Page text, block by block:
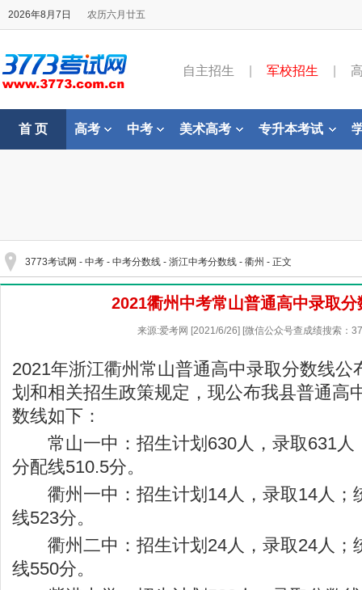
2026年8月7日 农历六月廿五
自主招生 军校招生
首 页 高考 中考 美术高考 专升本考试
3773考试网 - 中考 - 中考分数线 - 浙江中考分数线 - 衢州 - 正文
2021衢州中考常山普通高中录取分
来源:爱考网 [2021/6/26] [微信公众号查成绩搜索：
2021年浙江衢州常山普通高中录取分数线公
划和相关招生政策规定，现公布我县普通高
数线如下：
常山一中：招生计划630人，录取631人
分配线510.5分。
衢州一中：招生计划14人，录取14人；
线523分。
衢州二中：招生计划24人，录取24人；
线550分。